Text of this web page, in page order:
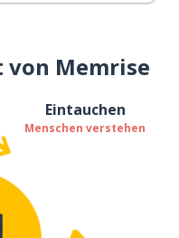
von Memrise
Eintauchen
Menschen verstehen